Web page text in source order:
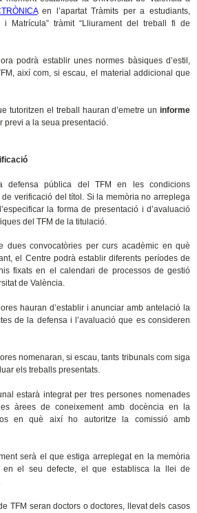
en l’apartat Tràmits per a estudiants,
i Matrícula” tràmit “Lliurament del treball fi de
podrà establir unes normes bàsiques d’estil,
així com, si escau, el material addicional que
tutoritzen el treball hauran d’emetre uninforme
previ a la seua presentació.
defensa pública del TFM en les condicions
verificació del títol. Si la memòria no arreplega
la forma de presentació i d’avaluació
del TFM de la titulació.
dues convocatòries per curs acadèmic en què
el Centre podrà establir diferents períodes de
fixats en el calendari de processos de gestió
de València.
hauran d’establir i anunciar amb antelació la
de la defensa i l’avaluació que es consideren
nomenaran, si escau, tants tribunals com siga
els treballs presentats.
estarà integrat per tres persones nomenades
àrees de coneixement amb docència en la
en què així ho autoritze la comissió amb
serà el que estiga arreplegat en la memòria
el seu defecte, el que establisca la llei de
TFM seran doctors o doctores, llevat dels casos